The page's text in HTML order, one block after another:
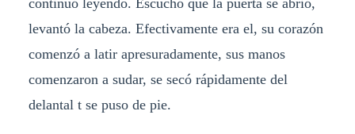
levantó la cabeza. Efectivamente era el, su corazón
comenzó a latir apresuradamente, sus manos
comenzaron a sudar, se secó rápidamente del
delantal t se puso de pie.